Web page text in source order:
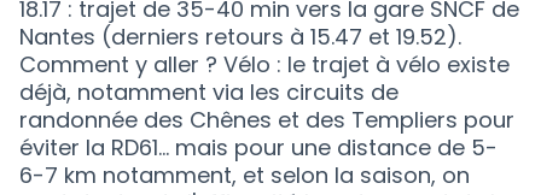
18.17 : trajet de 35-40 min vers la gare SNCF de
Nantes (derniers retours à 15.47 et 19.52).
Comment y aller ? Vélo : le trajet à vélo existe
déjà, notamment via les circuits de
randonnée des Chênes et des Templiers pour
éviter la RD61... mais pour une distance de 5-
6-7 km notamment, et selon la saison, on